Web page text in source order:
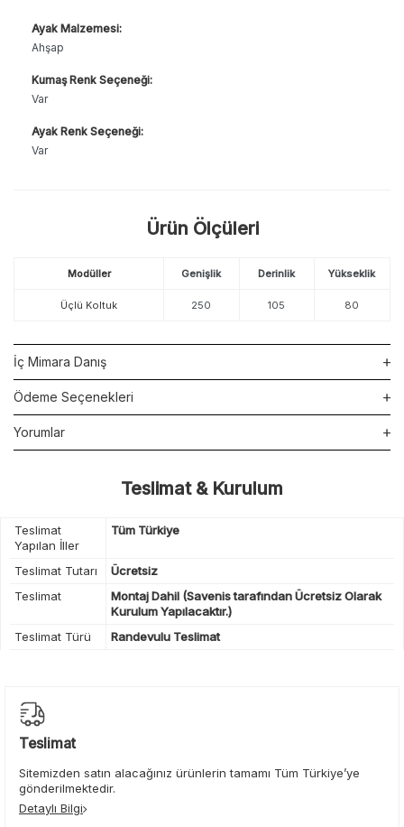
Ayak Malzemesi:
Ahşap
Kumaş Renk Seçeneği:
Var
Ayak Renk Seçeneği:
Var
Ürün Ölçüleri
Modüller Genişlik Derinlik Yükseklik
Üçlü Koltuk 250 105 80
İç Mimara Danış
Ödeme Seçenekleri
Yorumlar
Teslimat & Kurulum
Teslimat
Yapılan İller
Tüm Türkiye
Teslimat Tutarı
Ücretsiz
Teslimat
Montaj Dahil (Savenis tarafından Ücretsiz Olarak
Kurulum Yapılacaktır.)
Teslimat Türü
Randevulu Teslimat
Teslimat
Sitemizden satın alacağınız ürünlerin tamamı Tüm Türkiye’ye
gönderilmektedir.
Detaylı Bilgi